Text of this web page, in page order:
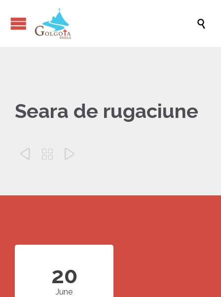

Seara de rugaciune
  
20
June